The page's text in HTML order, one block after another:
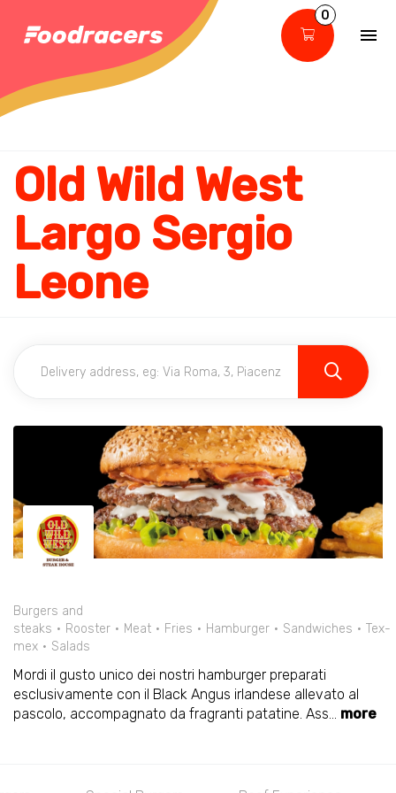
0
Old Wild West
Largo Sergio
Leone
Burgers and
steaks
Rooster Meat Fries Hamburger Sandwiches
Tex-
mex
Salads
Mordi il gusto unico dei nostri hamburger preparati
esclusivamente con il Black Angus irlandese allevato al
pascolo, accompagnato da fragranti patatine. Ass... more